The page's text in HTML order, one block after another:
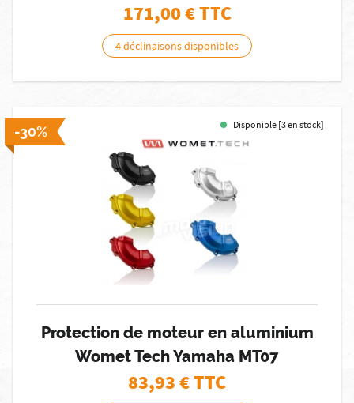
171,00€ TTC
4 déclinaisons disponibles
-30% Disponible [3 en stock]
Protection de moteur en aluminium
Womet Tech Yamaha MT07
83,93€ TTC